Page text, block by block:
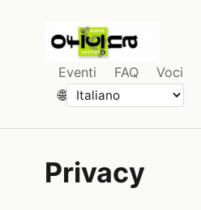
Eventi FAQ Voci
🌐
Privacy